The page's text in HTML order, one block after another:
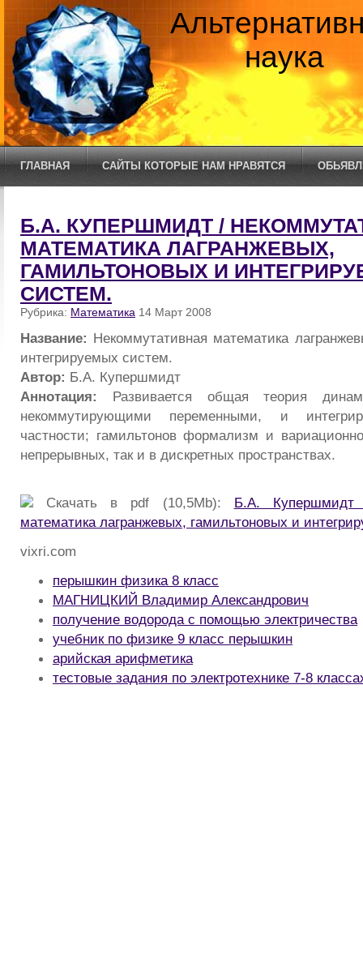
наука
ГЛАВНАЯ САЙТЫ КОТОРЫЕ НАМ НРАВЯТСЯ
Б.А. КУПЕРШМИДТ /
МАТЕМАТИКА ЛАГРАНЖЕВЫХ,
ГАМИЛЬТОНОВЫХ И
СИСТЕМ.
Рубрика: Математика 14 Март 2008
Название: Некоммутативная математика
интегрируемых систем.
Автор: Б.А. Купершмидт
Аннотация: Развивается общая теория
некоммутирующими переменными, и
частности; гамильтонов формализм и
непрерывных, так и в дискретных пространствах.
Скачать в pdf (10,5Mb): Б.А. Купершмидт
математика лагранжевых, гамильтоновых и
vixri.com
перышкин физика 8 класс
МАГНИЦКИЙ Владимир Александрович
получение водорода с помощью электричества
учебник по физике 9 класс перышкин
арийская арифметика
тестовые задания по электротехнике 7-8